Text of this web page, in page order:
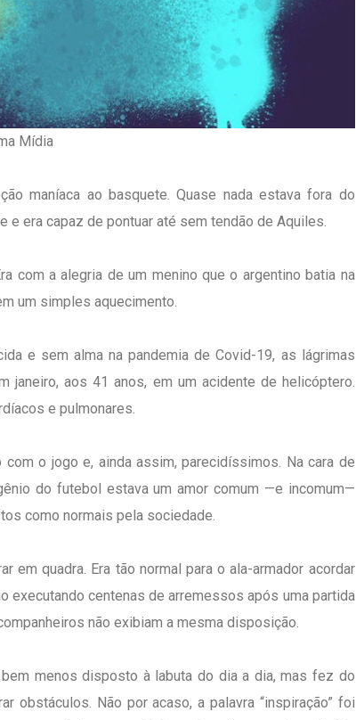
Mídia
maníaca ao basquete. Quase nada estava fora do
e era capaz de pontuar até sem tendão de Aquiles.
com a alegria de um menino que o argentino batia na
um simples aquecimento.
e sem alma na pandemia de Covid-19, as lágrimas
janeiro, aos 41 anos, em um acidente de helicóptero.
e pulmonares.
o jogo e, ainda assim, parecidíssimos. Na cara de
do futebol estava um amor comum —e incomum—
como normais pela sociedade.
em quadra. Era tão normal para o ala-armador acordar
executando centenas de arremessos após uma partida
não exibiam a mesma disposição.
menos disposto à labuta do dia a dia, mas fez do
obstáculos. Não por acaso, a palavra “inspiração” foi
Olhos
Inauguração Da Franquia HINODE
09 JAN 2018